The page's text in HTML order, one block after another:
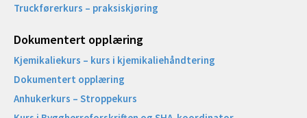
Truckførerkurs – praksiskjøring
Dokumentert opplæring
Kjemikaliekurs – kurs i kjemikaliehåndtering
Dokumentert opplæring
Anhukerkurs – Stroppekurs